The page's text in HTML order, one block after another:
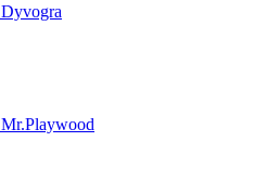
Dyvogra
Mr.Playwood